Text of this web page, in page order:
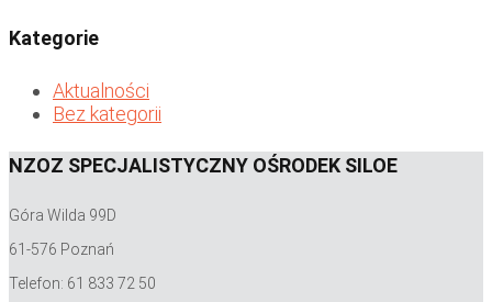
Kategorie
Aktualności
Bez kategorii
NZOZ SPECJALISTYCZNY OŚRODEK SILOE
Góra Wilda 99D
61-576 Poznań
Telefon: 61 833 72 50